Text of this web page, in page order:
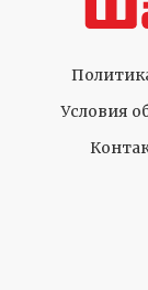
Условия